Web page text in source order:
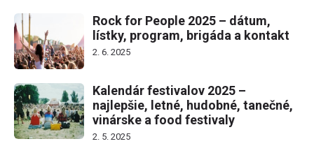
Rock for People 2025 – dátum,
lístky, program, brigáda a kontakt
2. 6. 2025
Kalendár festivalov 2025 –
najlepšie, letné, hudobné, tanečné,
vinárske a food festivaly
2. 5. 2025